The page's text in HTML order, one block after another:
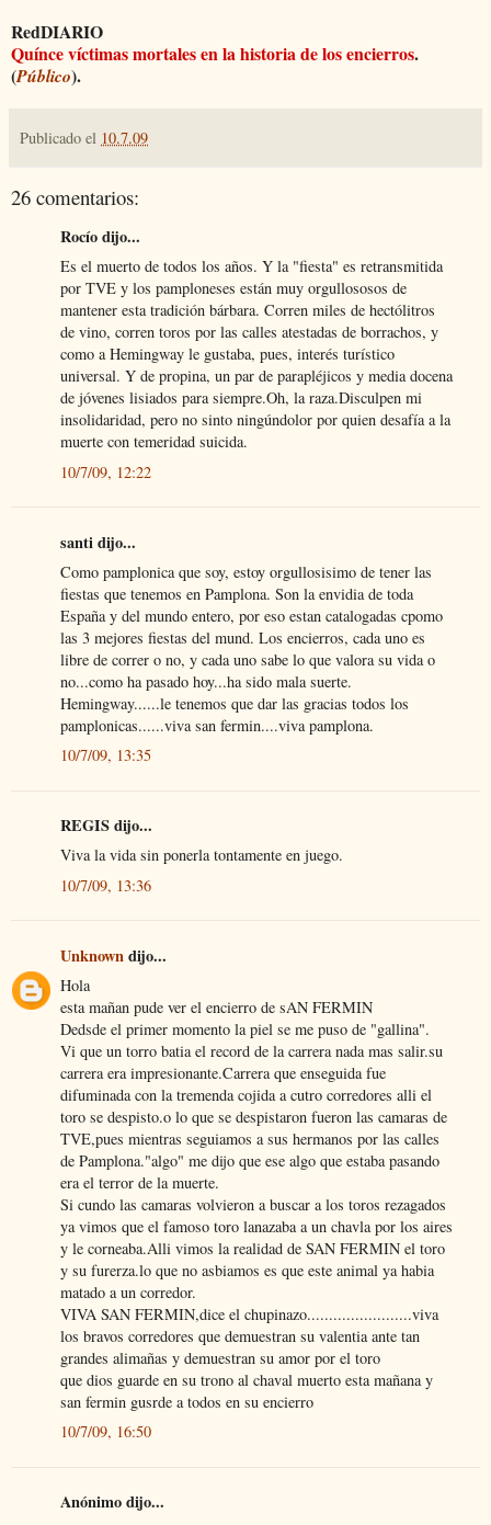
RedDIARIO
Quínce víctimas mortales en la historia de los encierros.
(Público).
Publicado el 10.7.09
26 comentarios:
Rocío dijo...
Es el muerto de todos los años. Y la "fiesta" es retransmitida
por TVE y los pamploneses están muy orgullososos de
mantener esta tradición bárbara. Corren miles de hectólitros
de vino, corren toros por las calles atestadas de borrachos, y
como a Hemingway le gustaba, pues, interés turístico
universal. Y de propina, un par de parapléjicos y media docena
de jóvenes lisiados para siempre.Oh, la raza.Disculpen mi
insolidaridad, pero no sinto ningúndolor por quien desafía a la
muerte con temeridad suicida.
10/7/09, 12:22
santi dijo...
Como pamplonica que soy, estoy orgullosisimo de tener las
fiestas que tenemos en Pamplona. Son la envidia de toda
España y del mundo entero, por eso estan catalogadas cpomo
las 3 mejores fiestas del mund. Los encierros, cada uno es
libre de correr o no, y cada uno sabe lo que valora su vida o
no...como ha pasado hoy...ha sido mala suerte.
Hemingway......le tenemos que dar las gracias todos los
pamplonicas......viva san fermin....viva pamplona.
10/7/09, 13:35
REGIS dijo...
Viva la vida sin ponerla tontamente en juego.
10/7/09, 13:36
Unknowndijo...
Hola
esta mañan pude ver el encierro de sAN FERMIN
Dedsde el primer momento la piel se me puso de "gallina".
Vi que un torro batia el record de la carrera nada mas salir.su
carrera era impresionante.Carrera que enseguida fue
difuminada con la tremenda cojida a cutro corredores alli el
toro se despisto.o lo que se despistaron fueron las camaras de
TVE,pues mientras seguiamos a sus hermanos por las calles
de Pamplona."algo" me dijo que ese algo que estaba pasando
era el terror de la muerte.
Si cundo las camaras volvieron a buscar a los toros rezagados
ya vimos que el famoso toro lanazaba a un chavla por los aires
y le corneaba.Alli vimos la realidad de SAN FERMIN el toro
y su furerza.lo que no asbiamos es que este animal ya habia
matado a un corredor.
VIVA SAN FERMIN,dice el chupinazo........................viva
los bravos corredores que demuestran su valentia ante tan
grandes alimañas y demuestran su amor por el toro
que dios guarde en su trono al chaval muerto esta mañana y
san fermin gusrde a todos en su encierro
10/7/09, 16:50
Anónimo dijo...